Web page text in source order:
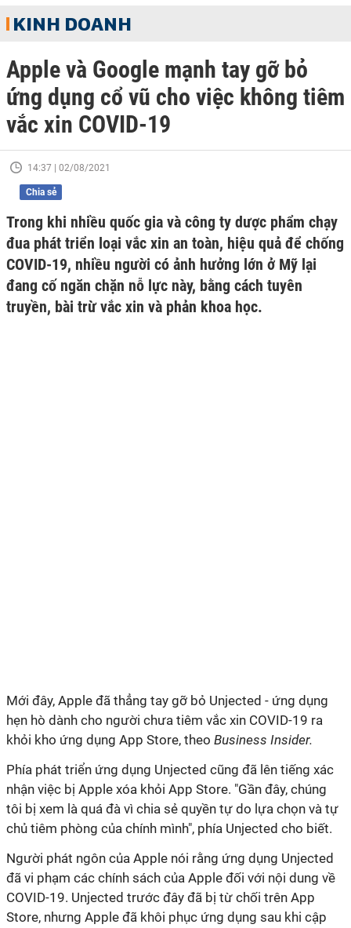
KINH DOANH
Apple và Google mạnh tay gỡ bỏ
ứng dụng cổ vũ cho việc không tiêm
vắc xin COVID-19
14:37 | 02/08/2021
Chia sẻ
Trong khi nhiều quốc gia và công ty dược phẩm chạy
đua phát triển loại vắc xin an toàn, hiệu quả để chống
COVID-19, nhiều người có ảnh hưởng lớn ở Mỹ lại
đang cố ngăn chặn nỗ lực này, bằng cách tuyên
truyền, bài trừ vắc xin và phản khoa học.
Mới đây, Apple đã thẳng tay gỡ bỏ Unjected - ứng dụng
hẹn hò dành cho người chưa tiêm vắc xin COVID-19 ra
khỏi kho ứng dụng App Store, theo Business Insider.
Phía phát triển ứng dụng Unjected cũng đã lên tiếng xác
nhận việc bị Apple xóa khỏi App Store. "Gần đây, chúng
tôi bị xem là quá đà vì chia sẻ quyền tự do lựa chọn và tự
chủ tiêm phòng của chính mình", phía Unjected cho biết.
Người phát ngôn của Apple nói rằng ứng dụng Unjected
đã vi phạm các chính sách của Apple đối với nội dung về
COVID-19. Unjected trước đây đã bị từ chối trên App
Store, nhưng Apple đã khôi phục ứng dụng sau khi cập